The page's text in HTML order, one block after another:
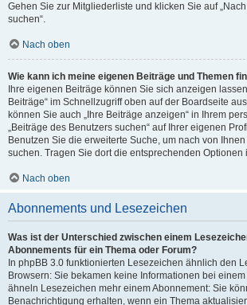
Gehen Sie zur Mitgliederliste und klicken Sie auf
suchen“.
Nach oben
Wie kann ich meine eigenen Beiträge und Themen
Ihre eigenen Beiträge können Sie sich anzeigen
Beiträge“ im Schnellzugriff oben auf der Boardseite
können Sie auch „Ihre Beiträge anzeigen“ in Ihrem
„Beiträge des Benutzers suchen“ auf Ihrer eigenen
Benutzen Sie die erweiterte Suche, um nach von
suchen. Tragen Sie dort die entsprechenden Optionen
Nach oben
Abonnements und Lesezeichen
Was ist der Unterschied zwischen einem
Abonnements für ein Thema oder Forum?
In phpBB 3.0 funktionierten Lesezeichen ähnlich den
Browsern: Sie bekamen keine Informationen bei
ähneln Lesezeichen mehr einem Abonnement: Sie
Benachrichtigung erhalten, wenn ein Thema